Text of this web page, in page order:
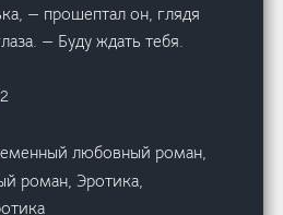
— прошептал он, глядя
— Буду ждать тебя.
2
любовный роман,
роман, Эротика,